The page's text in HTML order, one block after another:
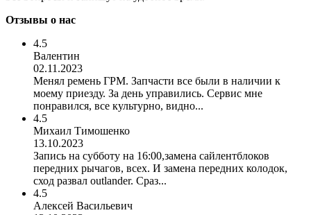
Отзывы о нас
4.5
Валентин
02.11.2023
Менял ремень ГРМ. Запчасти все были в наличии к
моему приезду. За день управились. Сервис мне
понравился, все культурно, видно...
4.5
Михаил Тимошенко
13.10.2023
Запись на субботу на 16:00,замена сайлентблоков
передних рычагов, всех. И замена передних колодок,
сход развал outlander. Сраз...
4.5
Алексей Васильевич